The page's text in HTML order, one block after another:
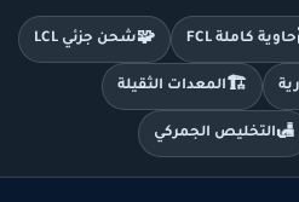
حاوية كاملة FCL 🧩شحن جزئي LCL
🏗️المعدات الثقيلة
🛃التخليص الجمركي